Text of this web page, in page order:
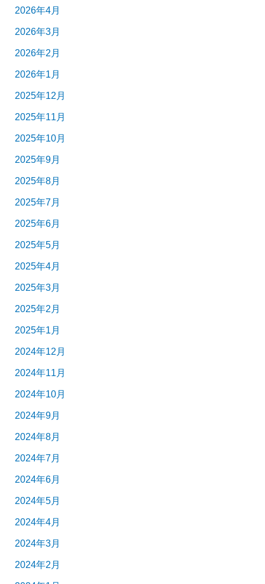
2026年4月
2026年3月
2026年2月
2026年1月
2025年12月
2025年11月
2025年10月
2025年9月
2025年8月
2025年7月
2025年6月
2025年5月
2025年4月
2025年3月
2025年2月
2025年1月
2024年12月
2024年11月
2024年10月
2024年9月
2024年8月
2024年7月
2024年6月
2024年5月
2024年4月
2024年3月
2024年2月